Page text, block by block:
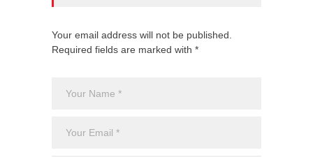
Your email address will not be published.
Required fields are marked with *